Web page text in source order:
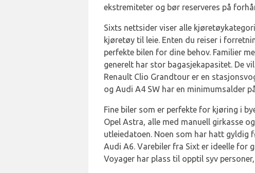
ekstremiteter og bør reserveres på
Sixts nettsider viser alle
kjøretøy til leie. Enten du reiser i
perfekte bilen for dine behov. Familier
generelt har stor bagasjekapasitet. De
Renault Clio Grandtour er en
og Audi A4 SW har en minimumsalder
Fine biler som er perfekte for kjøring i
Opel Astra, alle med manuell girkasse
utleiedatoen. Noen som har hatt gyldig
Audi A6. Varebiler fra Sixt er ideelle for
Voyager har plass til opptil syv